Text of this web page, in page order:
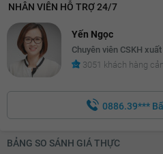
NHÂN VIÊN HỖ TRỢ 24/7
Yến Ngọc
Chuyên viên CSKH
3051 khách hàng
0886.39***
BẢNG SO SÁNH GIÁ THỰC